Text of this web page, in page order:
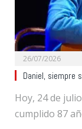
26/07/2026
Daniel, siempre
Hoy, 24 de
cumplido 87